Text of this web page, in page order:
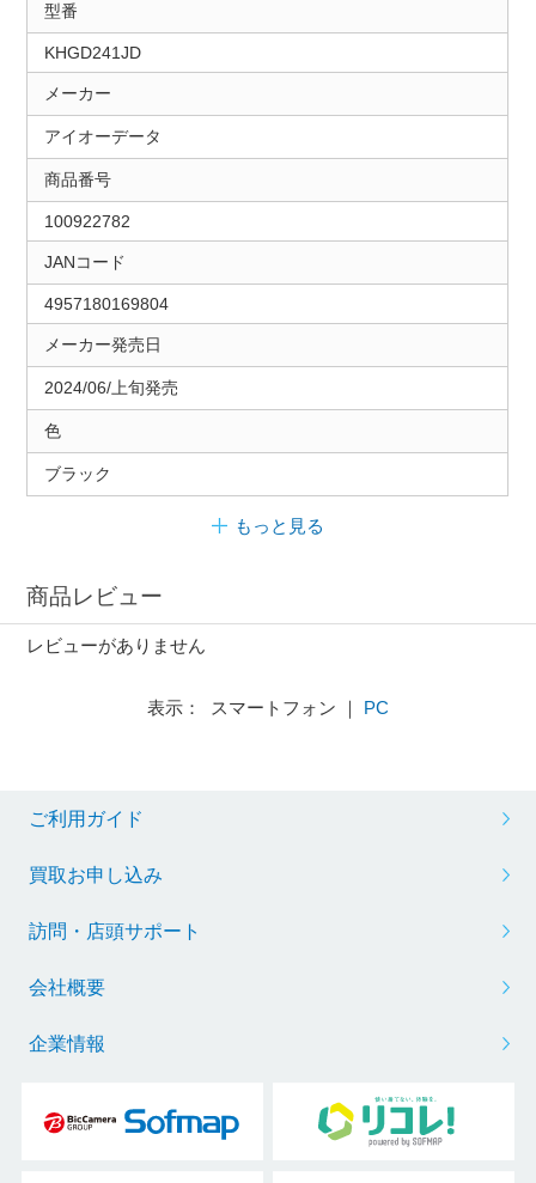
型番
KHGD241JD
メーカー
アイオーデータ
商品番号
100922782
JANコード
4957180169804
メーカー発売日
2024/06/上旬発売
色
ブラック
もっと見る
商品レビュー
レビューがありません
表示： スマートフォン ｜ PC
ご利用ガイド
買取お申し込み
訪問・店頭サポート
会社概要
企業情報